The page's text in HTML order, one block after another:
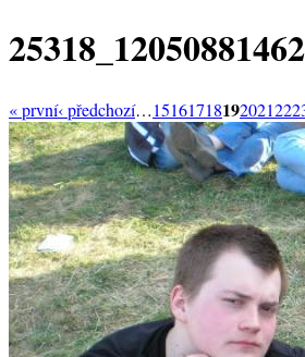
« první‹ předchozí…1516171819202122